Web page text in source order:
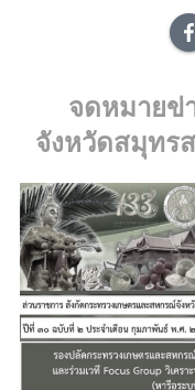
จดหมายข่
จังหวัดสมุทร